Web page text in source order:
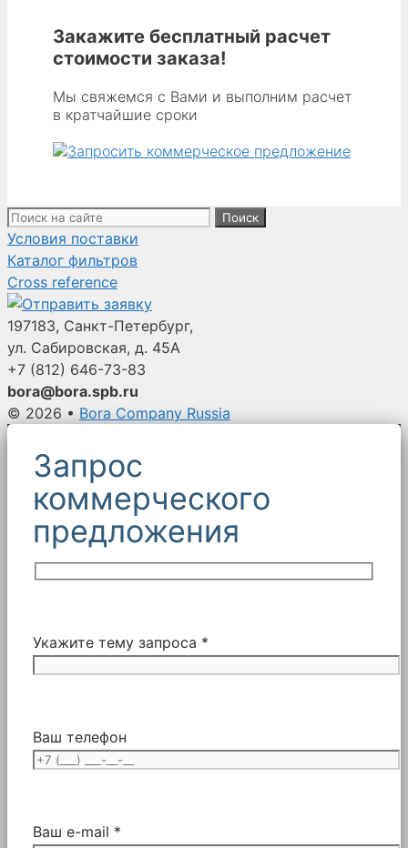
Закажите бесплатный расчет
стоимости заказа!
Мы свяжемся с Вами и выполним расчет
в кратчайшие сроки
Поиск:
Условия поставки
Каталог фильтров
Cross reference
197183, Санкт-Петербург,
ул. Сабировская, д. 45А
+7 (812) 646-73-83
bora@bora.spb.ru
© 2026 • Bora Company Russia
Запрос
коммерческого
предложения
Укажите тему запроса *
Ваш телефон
Ваш e-mail *